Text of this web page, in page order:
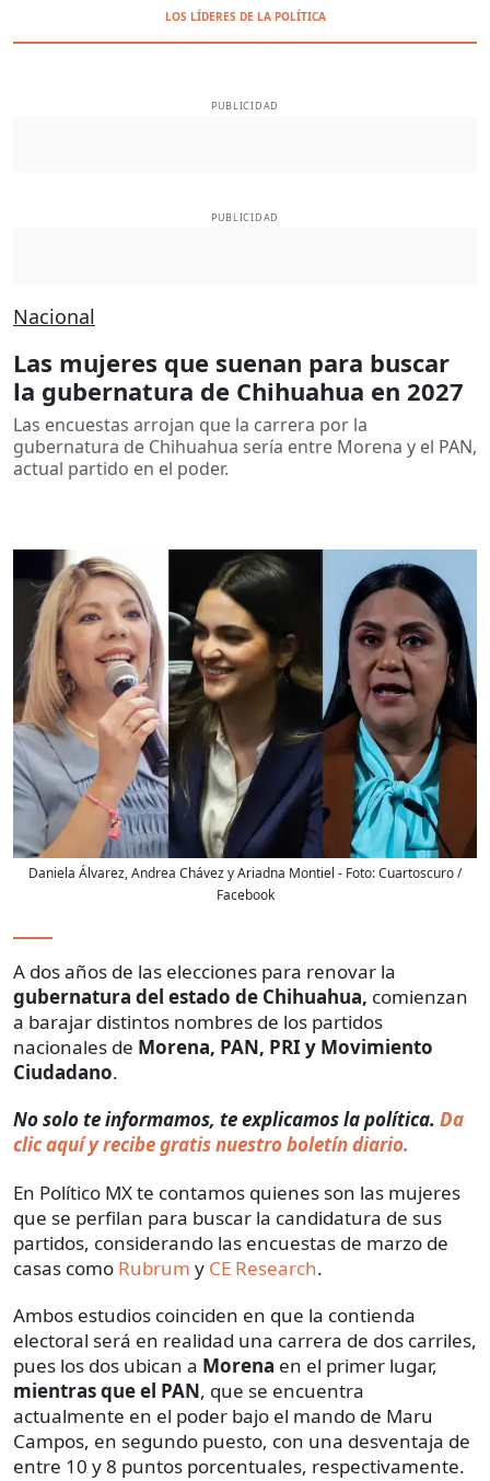
LOS LÍDERES DE LA POLÍTICA
PUBLICIDAD
PUBLICIDAD
Nacional
Las mujeres que suenan para buscar
la gubernatura de Chihuahua en 2027
Las encuestas arrojan que la carrera por la
gubernatura de Chihuahua sería entre Morena y el PAN,
actual partido en el poder.
Daniela Álvarez, Andrea Chávez y Ariadna Montiel - Foto:Cuartoscuro /
Facebook
A dos años de las elecciones para renovar la
gubernatura del estado de Chihuahua, comienzan
a barajar distintos nombres de los partidos
nacionales de Morena, PAN, PRI y Movimiento
Ciudadano.
No solo te informamos, te explicamos la política. Da
clic aquí y recibe gratis nuestro boletín diario.
En Político MX te contamos quienes son las mujeres
que se perfilan para buscar la candidatura de sus
partidos, considerando las encuestas de marzo de
casas como Rubrum y CE Research.
Ambos estudios coinciden en que la contienda
electoral será en realidad una carrera de dos carriles,
pues los dos ubican a Morena en el primer lugar,
mientras que el PAN, que se encuentra
actualmente en el poder bajo el mando de Maru
Campos, en segundo puesto, con una desventaja de
entre 10 y 8 puntos porcentuales, respectivamente.